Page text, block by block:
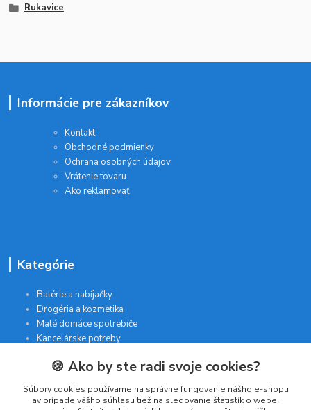
Rukavice
Informácie pre zákazníkov
Kontakt
Obchodné podmienky
Ochrana osobných údajov
Vrátenie tovaru
Ako reklamovať
Kategórie
Batérie a nabíjačky
Drogéria a kozmetika
Malé domáce spotrebiče
Kancelárske potreby
Kontakt
🍪 Ako by ste radi svoje cookies?
Súbory cookies používame na správne fungovanie nášho e-shopu
av prípade vášho súhlasu tiež na sledovanie štatistík o webe,